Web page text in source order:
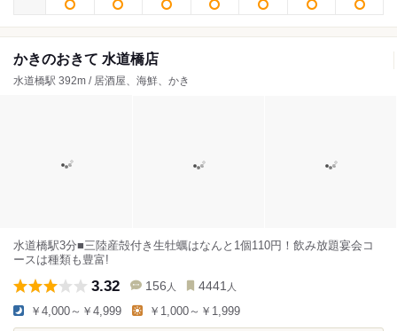
かきのおきて 水道橋店
水道橋駅 392m / 居酒屋、海鮮、かき
水道橋駅3分■三陸産殻付き生牡蠣はなんと1個110円！飲み放題宴会コ
ースは種類も豊富!
3.32 156 人 4441 人
￥4,000～￥4,999 ￥1,000～￥1,999